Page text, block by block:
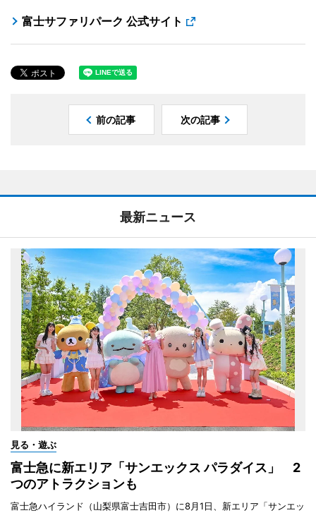
富士サファリパーク 公式サイト
前の記事 次の記事
最新ニュース
見る・遊ぶ
富士急に新エリア「サンエックス パラダイス」 2
つのアトラクションも
富士急ハイランド（山梨県富士吉田市）に8月1日、新エリア「サンエッ